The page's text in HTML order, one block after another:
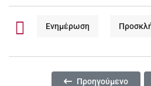
Ενημέρωση
Προηγούμενο Άρθρο:
Προηγούμενο